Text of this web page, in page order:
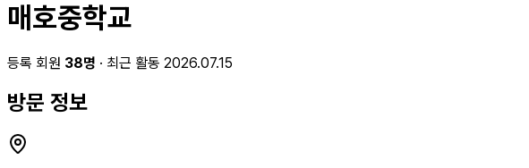
매호중학교
등록 회원 38명 · 최근 활동 2026.07.15
방문 정보